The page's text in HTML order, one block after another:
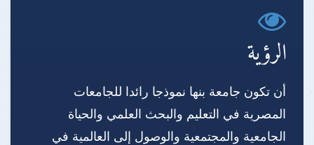
الرؤية
أن تكون جامعة بنها نموذجا رائدا للجامعات
المصرية في التعليم والبحث العلمي والحياة
الجامعية والمجتمعية والوصول إلى العالمية في